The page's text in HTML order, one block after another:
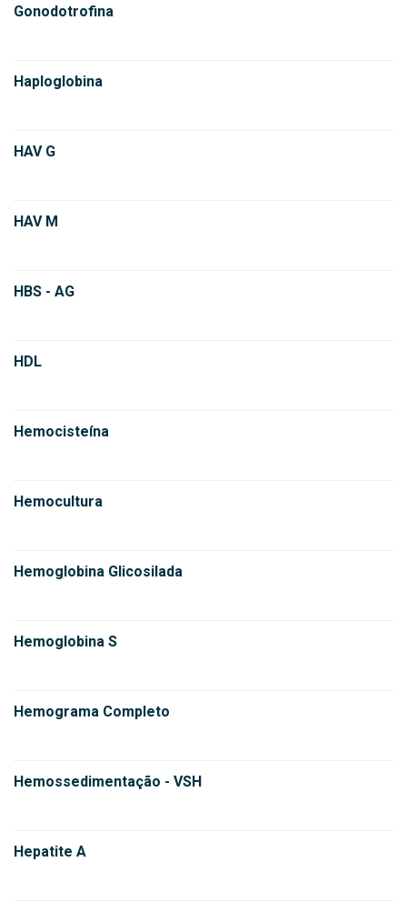
Gonodotrofina
Haploglobina
HAV G
HAV M
HBS - AG
HDL
Hemocisteína
Hemocultura
Hemoglobina Glicosilada
Hemoglobina S
Hemograma Completo
Hemossedimentação - VSH
Hepatite A